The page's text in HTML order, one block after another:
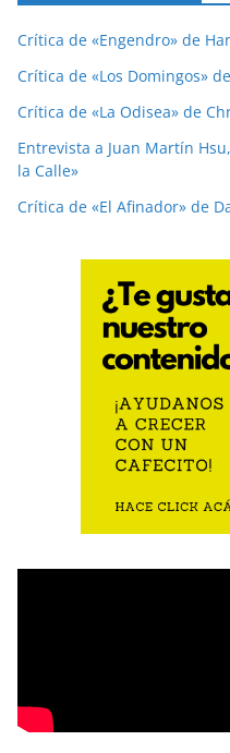
Crítica de «Engendro» de
Crítica de «Los Domingos»
Crítica de «La Odisea» de
Entrevista a Juan Martín
la Calle»
Crítica de «El Afinador» de